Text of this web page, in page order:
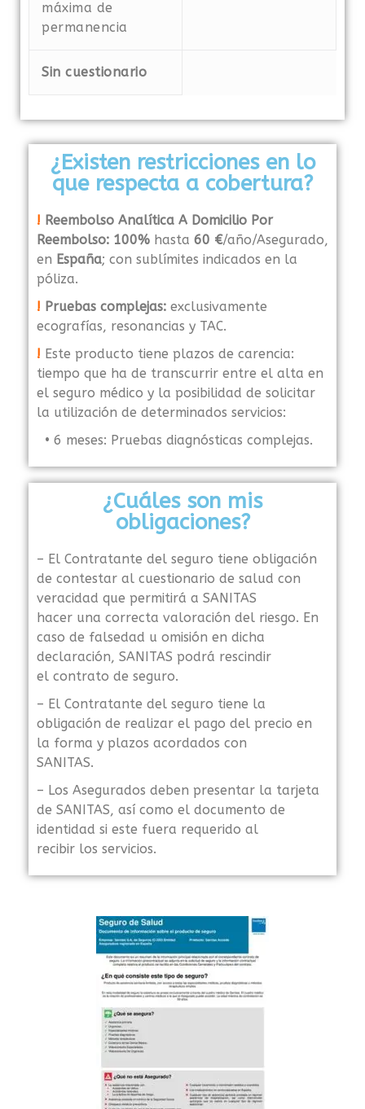
máxima de
permanencia
Sin cuestionario
¿Existen restricciones en lo
que respecta a cobertura?
! Reembolso Analítica A Domicilio Por
Reembolso: 100% hasta 60 €/año/Asegurado,
en España; con sublímites indicados en la
póliza.
! Pruebas complejas: exclusivamente
ecografías, resonancias y TAC.
! Este producto tiene plazos de carencia:
tiempo que ha de transcurrir entre el alta en
el seguro médico y la posibilidad de solicitar
la utilización de determinados servicios:
• 6 meses: Pruebas diagnósticas complejas.
¿Cuáles son mis
obligaciones?
– El Contratante del seguro tiene obligación
de contestar al cuestionario de salud con
veracidad que permitirá a SANITAS
hacer una correcta valoración del riesgo. En
caso de falsedad u omisión en dicha
declaración, SANITAS podrá rescindir
el contrato de seguro.
– El Contratante del seguro tiene la
obligación de realizar el pago del precio en
la forma y plazos acordados con
SANITAS.
– Los Asegurados deben presentar la tarjeta
de SANITAS, así como el documento de
identidad si este fuera requerido al
recibir los servicios.